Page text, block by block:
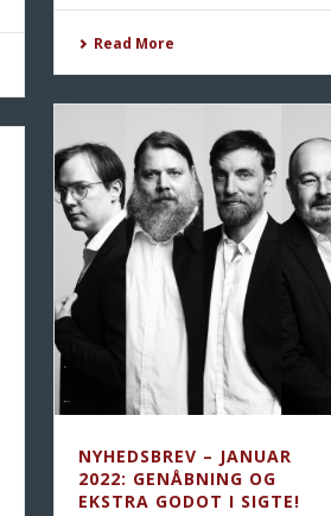
Read More
NYHEDSBREV – JANUAR
2022: GENÅBNING OG
EKSTRA GODOT I SIGTE!